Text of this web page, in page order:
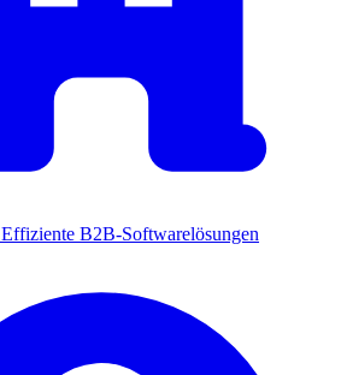
Effiziente B2B-Softwarelösungen